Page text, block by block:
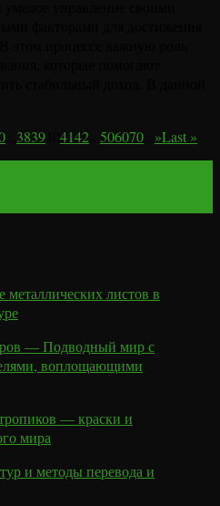
3839 4142 506070 »Last »
листов в
— Подводный мир с
воплощающими
— краски и
мира
и методы перевода и